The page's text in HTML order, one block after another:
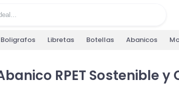
Boligrafos Libretas Botellas Abanicos
RPET Sostenible y